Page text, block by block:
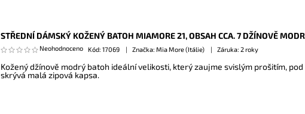
STŘEDNÍ DÁMSKÝ KOŽENÝ BATOH MIAMORE 21, OBSAH CCA. 7 DŽÍNOVĚ
Neohodnoceno Kód: 17069 Značka: Mia More (Itálie) Záruka: 2 roky
Kožený džínově modrý batoh ideální velikosti, který zaujme svislým prošitím,
skrývá malá zipová kapsa.